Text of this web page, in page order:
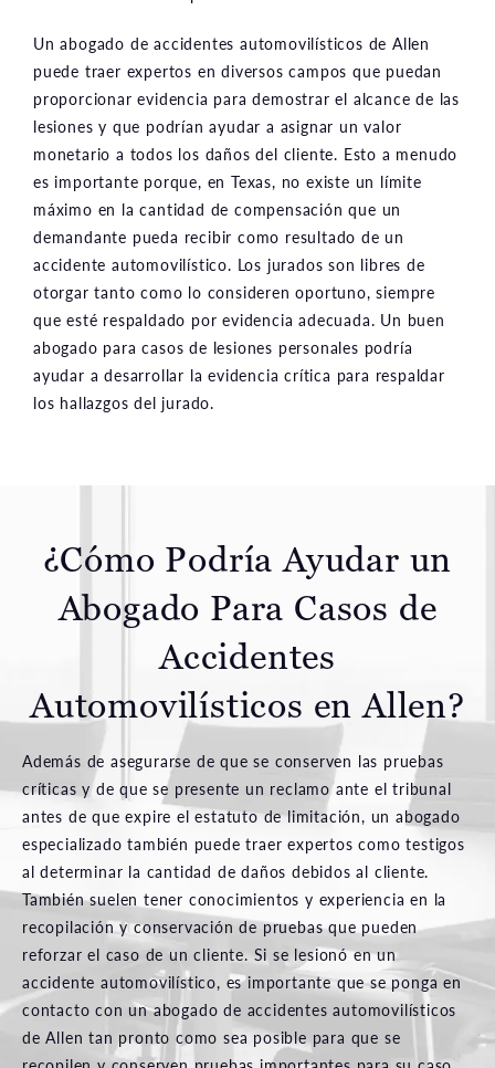
Un abogado de accidentes automovilísticos de Allen
puede traer expertos en diversos campos que puedan
proporcionar evidencia para demostrar el alcance de las
lesiones y que podrían ayudar a asignar un valor
monetario a todos los daños del cliente. Esto a menudo
es importante porque, en Texas, no existe un límite
máximo en la cantidad de compensación que un
demandante pueda recibir como resultado de un
accidente automovilístico. Los jurados son libres de
otorgar tanto como lo consideren oportuno, siempre
que esté respaldado por evidencia adecuada. Un buen
abogado para casos de lesiones personales podría
ayudar a desarrollar la evidencia crítica para respaldar
los hallazgos del jurado.
¿Cómo Podría Ayudar un
Abogado Para Casos de
Accidentes
Automovilísticos en Allen?
Además de asegurarse de que se conserven las pruebas
críticas y de que se presente un reclamo ante el tribunal
antes de que expire el estatuto de limitación, un abogado
especializado también puede traer expertos como testigos
al determinar la cantidad de daños debidos al cliente.
También suelen tener conocimientos y experiencia en la
recopilación y conservación de pruebas que pueden
reforzar el caso de un cliente. Si se lesionó en un
accidente automovilístico, es importante que se ponga en
contacto con un abogado de accidentes automovilísticos
de Allen tan pronto como sea posible para que se